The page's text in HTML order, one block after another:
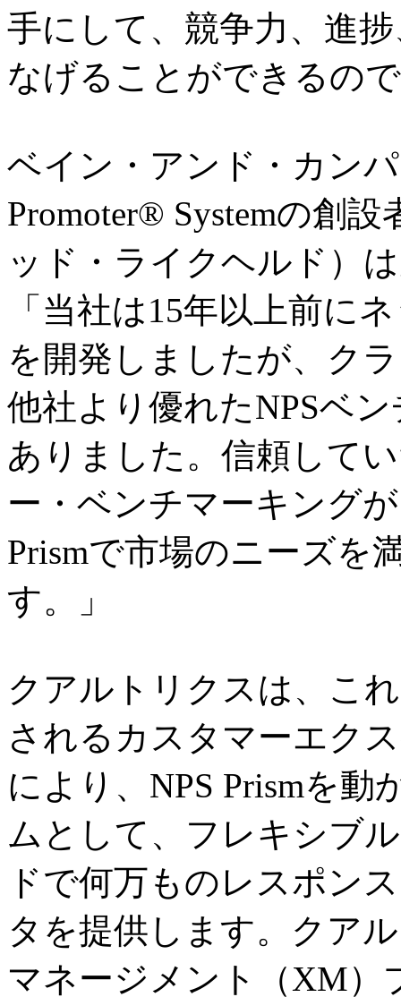
手にして、競争力、進
なげることができるの
ベイン・アンド・カン
Promoter® Systemの創
ッド・ライクヘルド）
「当社は15年以上前に
を開発しましたが、ク
他社より優れたNPSベ
ありました。信頼して
ー・ベンチマーキング
Prismで市場のニーズを
す。」
クアルトリクスは、こ
されるカスタマーエク
により、NPS Prismを
ムとして、フレキシブ
ドで何万ものレスポン
タを提供します。クア
マネージメント（XM